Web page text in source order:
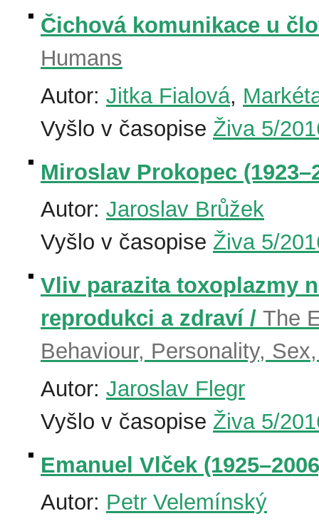
Čichová komunikace u
Humans
Autor: Jitka Fialová,
Vyšlo v časopise Živa 5/
Miroslav Prokopec
Autor: Jaroslav Brůžek
Vyšlo v časopise Živa 5/
Vliv parazita toxoplazmy
reprodukci a zdraví / The
Behaviour, Personality,
Autor: Jaroslav Flegr
Vyšlo v časopise Živa 5/
Emanuel Vlček
Autor: Petr Velemínský